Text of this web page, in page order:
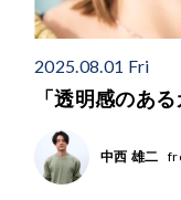
2025.08.01 Fri
「透明感のあ
中西 雄二